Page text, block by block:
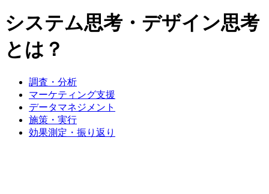
システム思考・デザイン思考
とは？
調査・分析
マーケティング支援
データマネジメント
施策・実行
効果測定・振り返り